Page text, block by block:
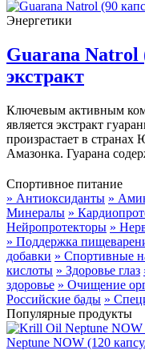
Энергетики
Guarana Natrol
экстракт
Ключевым активным
является экстракт
произрастает в
Амазонка. Гуарана
Спортивное питание
» Антиоксиданты »
Минералы »
Нейропротекторы »
» Поддержка
добавки » Спортивные
кислоты » Здоровье глаз
здоровье » Очищение
Российские бады »
Популярные продукты
Neptune NOW (120